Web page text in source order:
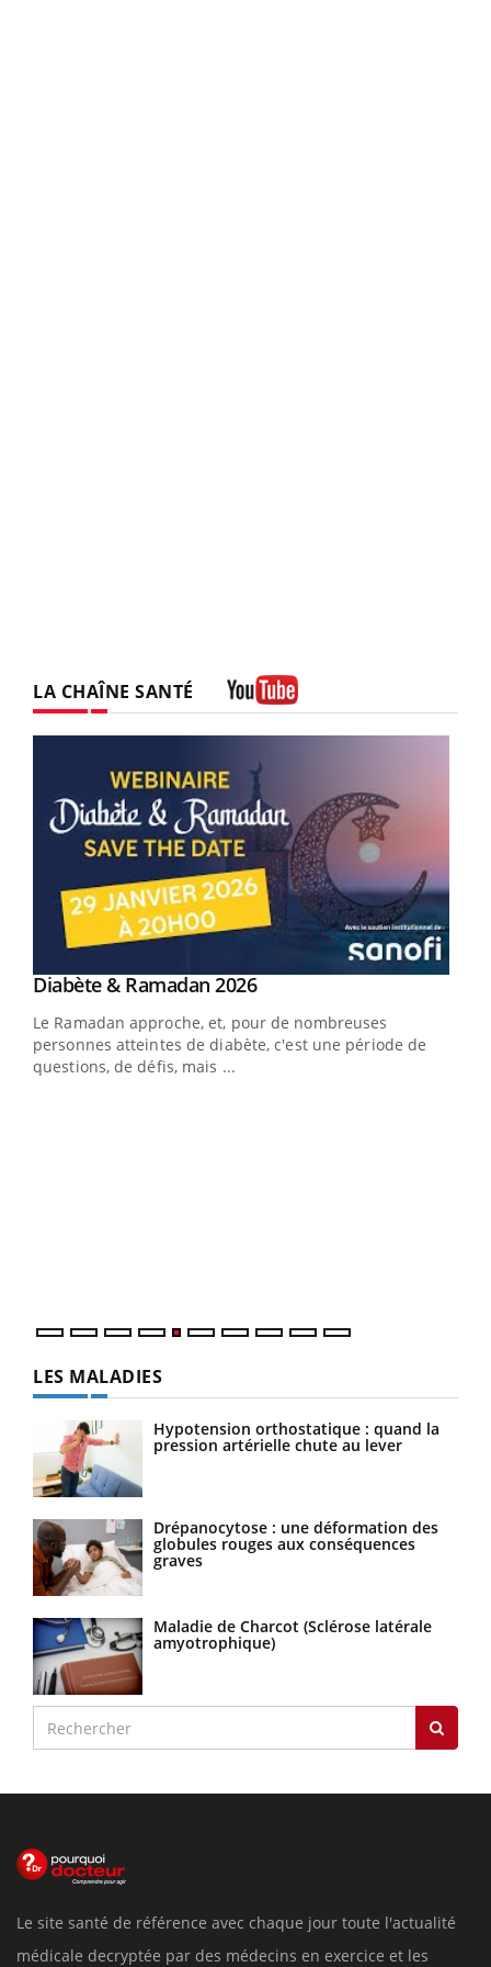
LA CHAÎNE SANTÉ
Youtube
Diabète & Ramadan 2026Youtube
Le Ramadan approche, et, pour de nombreuses
personnes atteintes de diabète, c'est une période de
questions, de défis, mais ...
LES MALADIES
Hypotension orthostatique : quand la
pression artérielle chute au lever
Drépanocytose : une déformation des
globules rouges aux conséquences
graves
Maladie de Charcot (Sclérose latérale
amyotrophique)
Le site santé de référence avec chaque jour toute l'actualité
médicale decryptée par des médecins en exercice et les